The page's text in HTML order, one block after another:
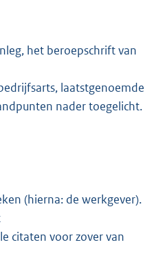
het beroepschrift van
laatstgenoemde
nader toegelicht.
(hierna: de werkgever).
citaten voor zover van